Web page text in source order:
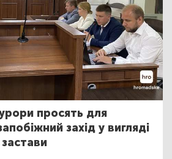
просять для
захід у вигляді